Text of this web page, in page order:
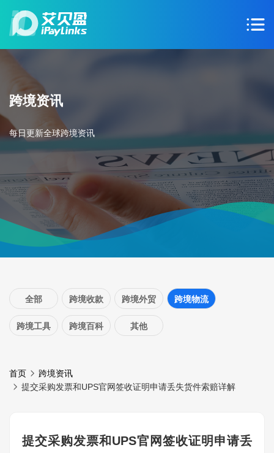
跨境资讯
每日更新全球跨境资讯
全部 跨境收款 跨境外贸 跨境物流
跨境工具 跨境百科 其他
首页
跨境资讯
提交采购发票和UPS官网签收证明申请丢失货件索赔详解
提交采购发票和UPS官网签收证明申请丢